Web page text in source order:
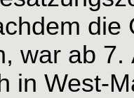
war ab
in West-